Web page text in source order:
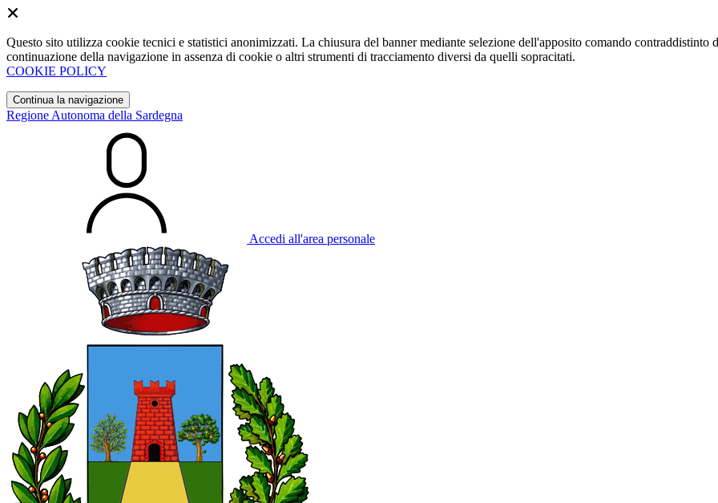
Questo sito utilizza cookie tecnici e statistici anonimizzati. La chiusura del banner mediante selezione dell'apposito comando
continuazione della navigazione in assenza di cookie o altri strumenti di tracciamento diversi da quelli sopracitati.
COOKIE POLICY
Continua la navigazione
Regione Autonoma della Sardegna
Accedi all'area personale